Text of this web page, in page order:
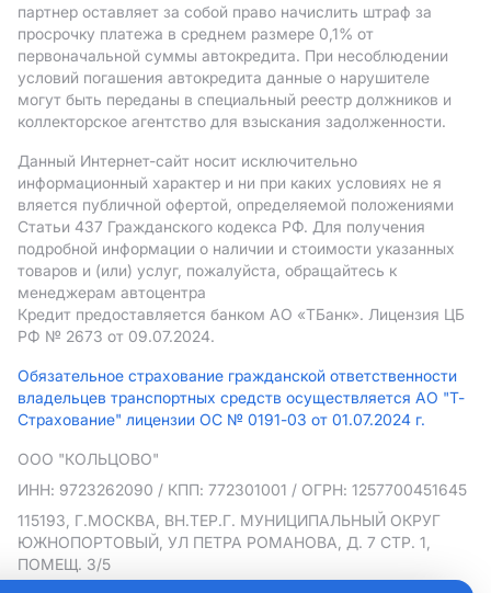
партнер оставляет за собой право начислить штраф за
просрочку платежа в среднем размере 0,1% от
первоначальной суммы автокредита. При несоблюдении
условий погашения автокредита данные о нарушителе
могут быть переданы в специальный реестр должников и
коллекторское агентство для взыскания задолженности.
Данный Интернет-сайт носит исключительно
информационный характер и ни при каких условиях не я
вляется публичной офертой, определяемой положениями
Статьи 437 Гражданского кодекса РФ. Для получения
подробной информации о наличии и стоимости указанных
товаров и (или) услуг, пожалуйста, обращайтесь к
менеджерам автоцентра
Кредит предоставляется банком АO «ТБанк». Лицензия ЦБ
РФ № 2673 от 09.07.2024.
Обязательное страхование гражданской ответственности
владельцев транспортных средств осуществляется АО "Т-
Страхование" лицензии ОС № 0191-03 от 01.07.2024 г.
ООО "КОЛЬЦОВО"
ИНН: 9723262090 / КПП: 772301001 / ОГРН: 1257700451645
115193, Г.МОСКВА, ВН.ТЕР.Г. МУНИЦИПАЛЬНЫЙ ОКРУГ
ЮЖНОПОРТОВЫЙ, УЛ ПЕТРА РОМАНОВА, Д. 7 СТР. 1,
ПОМЕЩ. 3/5